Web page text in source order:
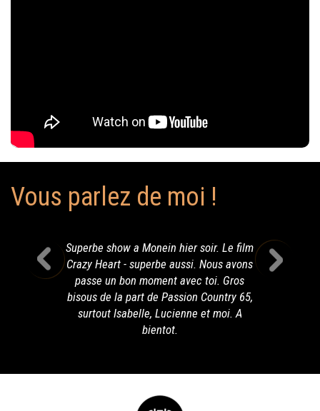
Vous parlez de moi !
Superbe show a Monein hier soir. Le film
Crazy Heart - superbe aussi. Nous avons
passe un bon moment avec toi. Gros
bisous de la part de Passion Country 65,
surtout Isabelle, Lucienne et moi. A
bientot.